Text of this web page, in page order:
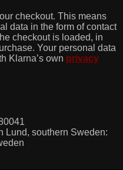
checkout. This means
data in the form of contact
checkout is loaded, in
Your personal data
Klarna’s own privacy
Lund, southern Sweden: